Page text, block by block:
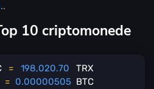
..
10 criptomonede
= 198,020.70
TRX
= 0.00000505 BTC